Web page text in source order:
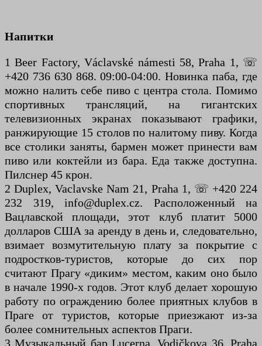
Напитки
1 Beer Factory, Václavské námesti 58, Praha 1, ☏
+420 736 630 868. 09:00-04:00. Новинка паба, где
можно налить себе пиво с центра стола. Помимо
спортивных трансляций, на гигантских
телевизионных экранах показывают графики,
ранжирующие 15 столов по налитому пиву. Когда
все столики заняты, бармен может принести вам
пиво или коктейли из бара. Еда также доступна.
Пилснер 45 крон.
2 Duplex, Vaclavske Nam 21, Praha 1, ☏ +420 224
232 319, info@duplex.cz. Расположенный на
Вацлавской площади, этот клуб платит 5000
долларов США за аренду в день и, следовательно,
взимает возмутительную плату за покрытие с
подростков-туристов, которые до сих пор
считают Прагу «диким» местом, каким оно было
в начале 1990-х годов. Этот клуб делает хорошую
работу по ограждению более приятных клубов в
Праге от туристов, которые приезжают из-за
более сомнительных аспектов Праги.
3 Музыкальный бар Lucerna, Vodičkova 36, ​​Praha